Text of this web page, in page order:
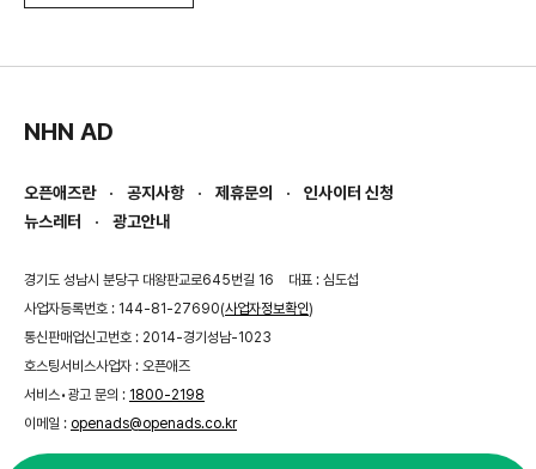
NHN AD
오픈애즈란 공지사항 제휴문의
인사이터 신청
뉴스레터
광고안내
경기도 성남시 분당구 대왕판교로645번길 16
대표 : 심도섭
사업자등록번호 : 144-81-27690(사업자정보확인)
통신판매업신고번호 : 2014-경기성남-1023
호스팅서비스사업자 : 오픈애즈
서비스•광고 문의 : 1800-2198
이메일 : openads@openads.co.kr